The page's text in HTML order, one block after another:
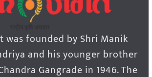
was founded by Shri Manik
and his younger brother
Gangrade in 1946. The